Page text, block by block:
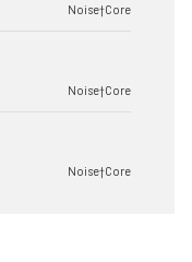
Noise†Core
Noise†Core
Noise†Core